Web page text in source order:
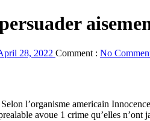
28, 2022 Comment : No
l’organisme americain
avoue 1 crime qu’elles